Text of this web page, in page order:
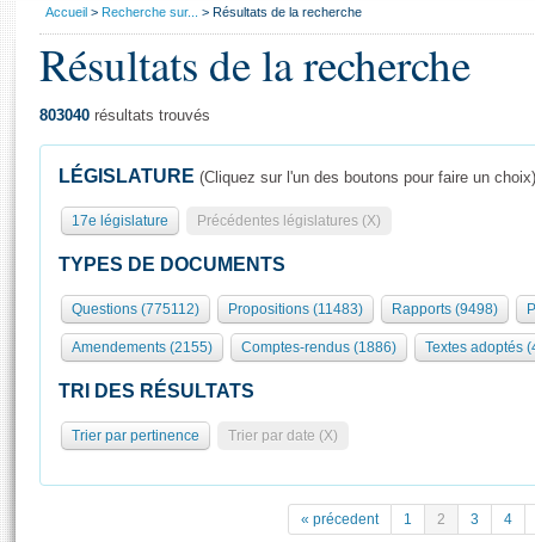
Présidence
577 députés
Groupes politiques
Séance publique
Commissions et autres organes
Europe et International
Pétitions
Général
Rôle et pouvoirs de l'Assemblée
Organisation de l'Assemblée
Présidence Conférence des Présidents Bureau Collège des
Statistiques et chiffres clés
( Constitution | Règlement de l'Assemblée ... )
Visiter l'Assemblée
Visite virtuelle du palais Bourbon
Assister à une séance
Vous
Accueil Recherche sur... Résultats de la recherche
Résultats de la recherche
803040 résultats trouvés
LÉGISLATURE (Cliquez sur l'un des boutons pour faire un choix)
17e législature Précédentes législatures (X)
TYPES DE DOCUMENTS
Questions (775112) Propositions (11483) Rapports (9498)
Amendements (2155) Comptes-rendus (1886) Textes adoptés
TRI DES RÉSULTATS
Trier par pertinence Trier par date (X)
« précedent 1 2 3 4